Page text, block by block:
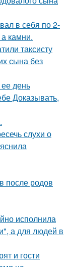
в себя по 2-
камни.
таксисту
сына без
день
Доказывать,
слухи о
после родов
исполнила
а для людей в
и гости